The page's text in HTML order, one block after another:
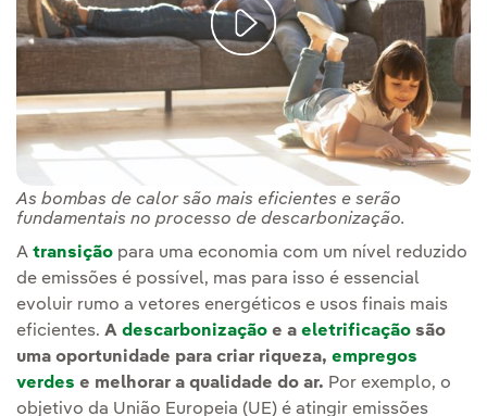
As bombas de calor são mais eficientes e serão
fundamentais no processo de descarbonização.
A transição para uma economia com um nível reduzido
de emissões é possível, mas para isso é essencial
evoluir rumo a vetores energéticos e usos finais mais
eficientes. A descarbonização e a eletrificação são
uma oportunidade para criar riqueza, empregos
verdes e melhorar a qualidade do ar. Por exemplo, o
objetivo da União Europeia (UE) é atingir emissões